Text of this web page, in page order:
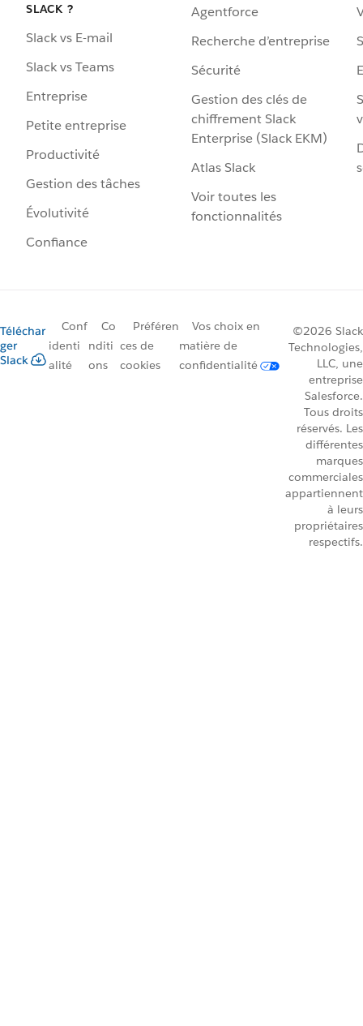
SLACK ?
Slack vs E-mail
Slack vs Teams
Entreprise
Petite entreprise
Productivité
Gestion des tâches
Évolutivité
Confiance
Agentforce
Recherche d’entreprise
Sécurité
Gestion des clés de
chiffrement Slack
Enterprise (Slack EKM)
Atlas Slack
Voir toutes les
fonctionnalités
Téléchar
ger
Slack
Conf
identi
alité
Co
nditi
ons
Préféren
ces de
cookies
Vos choix en
matière de
confidentialité
©2026 Slack
Technologies,
LLC, une
entreprise
Salesforce.
Tous droits
réservés. Les
différentes
marques
commerciales
appartiennent
à leurs
propriétaires
respectifs.